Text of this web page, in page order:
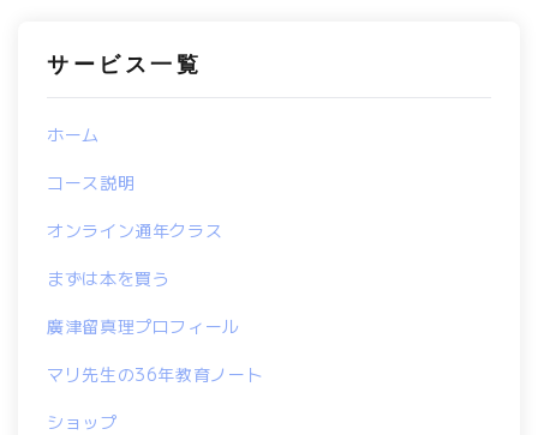
サービス一覧
ホーム
コース説明
オンライン通年クラス
まずは本を買う
廣津留真理プロフィール
マリ先生の36年教育ノート
ショップ